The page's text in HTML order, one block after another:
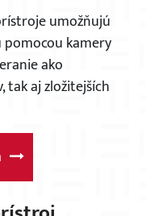
umožňujú
kamery
ako
tak aj zložitejších